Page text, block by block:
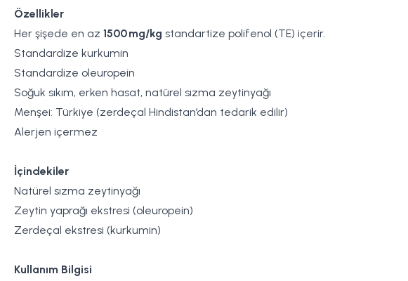
Özellikler
Her şişede en az 1500 mg/kg standartize polifenol (TE) içerir.
Standardize kurkumin
Standardize oleuropein
Soğuk sıkım, erken hasat, natürel sızma zeytinyağı
Menşei: Türkiye (zerdeçal Hindistan’dan tedarik edilir)
Alerjen içermez
İçindekiler
Natürel sızma zeytinyağı
Zeytin yaprağı ekstresi (oleuropein)
Zerdeçal ekstresi (kurkumin)
Kullanım Bilgisi